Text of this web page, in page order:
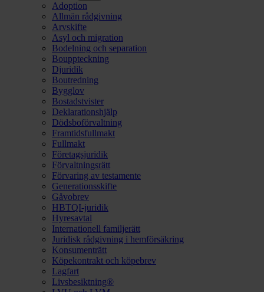
Adoption
Allmän rådgivning
Arvskifte
Asyl och migration
Bodelning och separation
Bouppteckning
Djuridik
Boutredning
Bygglov
Bostadstvister
Deklarationshjälp
Dödsboförvaltning
Framtidsfullmakt
Fullmakt
Företagsjuridik
Förvaltningsrätt
Förvaring av testamente
Generationsskifte
Gåvobrev
HBTQI-juridik
Hyresavtal
Internationell familjerätt
Juridisk rådgivning i hemförsäkring
Konsumenträtt
Köpekontrakt och köpebrev
Lagfart
Livsbesiktning®